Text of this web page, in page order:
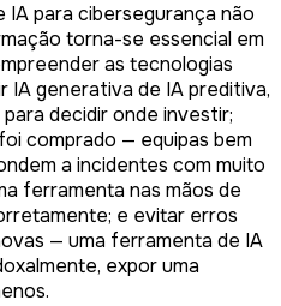
para cibersegurança não
torna-se essencial em
as tecnologias
IA generativa de IA preditiva,
decidir onde investir;
comprado — equipas bem
a incidentes com muito
ferramenta nas mãos de
e evitar erros
— uma ferramenta de IA
expor uma